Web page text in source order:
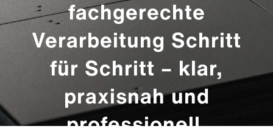
fachgerechte
Verarbeitung Schritt
für Schritt – klar,
praxisnah und
professionell.